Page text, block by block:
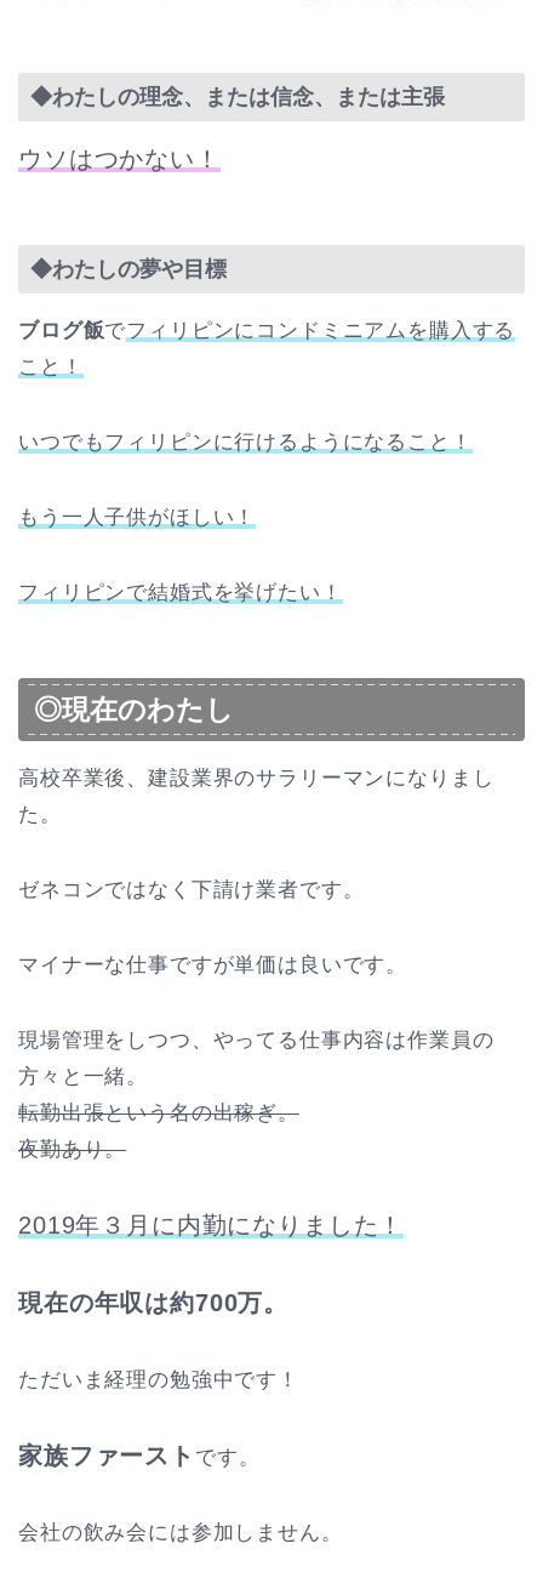
◆わたしの理念、または信念、または主張
ウソはつかない！
◆わたしの夢や目標
ブログ飯でフィリピンにコンドミニアムを購入する
こと！
いつでもフィリピンに行けるようになること！
もう一人子供がほしい！
フィリピンで結婚式を挙げたい！
◎現在のわたし
高校卒業後、建設業界のサラリーマンになりまし
た。
ゼネコンではなく下請け業者です。
マイナーな仕事ですが単価は良いです。
現場管理をしつつ、やってる仕事内容は作業員の
方々と一緒。
転勤出張という名の出稼ぎ。
夜勤あり。
2019年３月に内勤になりました！
現在の年収は約700万。
ただいま経理の勉強中です！
家族ファースト です。
会社の飲み会には参加しません。